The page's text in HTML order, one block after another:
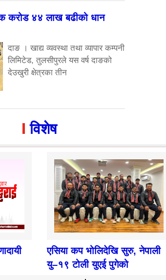
करोड ४४ लाख बढीको धान
दाङ । खाद्य व्यवस्था तथा व्यापार कम्पनी
लिमिटेड, तुलसीपुरले यस वर्ष दाङको
देउखुरी क्षेत्रका तीन
विशेष
एसिया कप भोलिदेखि सुरु, नेपाली
यु–१९ टोली युएई पुगेको